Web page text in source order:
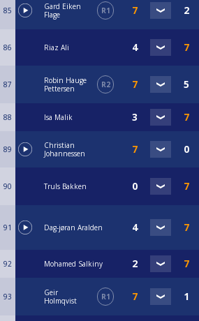
85
Gard Eiken
Flage
R1
86 Riaz Ali
87
Robin Hauge
Pettersen
R2
88 Isa Malik
89
Christian
Johannessen
90 Truls Bakken
91 Dag-jøran Aralden
92 Mohamed Salkiny
93
Geir
Holmqvist
R1